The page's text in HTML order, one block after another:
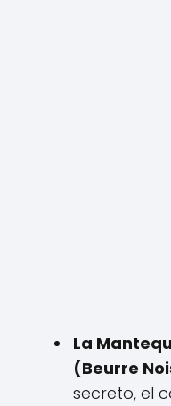
La
(Beurre
secreto, el